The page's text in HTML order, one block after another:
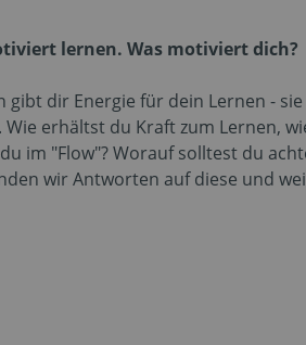
lernen. Was motiviert dich?
gibt dir Energie für dein Lernen -
erhältst du Kraft zum Lernen,
im "Flow"? Worauf solltest du
wir Antworten auf diese und